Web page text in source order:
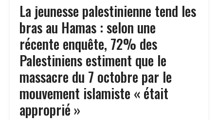
La jeunesse palestinienne tend les
bras au Hamas : selon une
récente enquête, 72% des
Palestiniens estiment que le
massacre du 7 octobre par le
mouvement islamiste « était
approprié »